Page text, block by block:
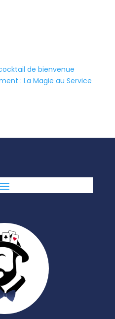
de bienvenue
: La Magie au Service